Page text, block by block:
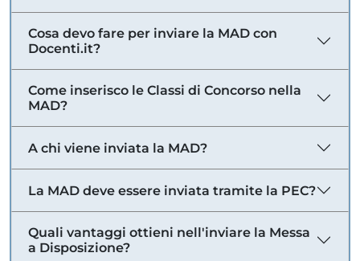
Cosa devo fare per inviare la MAD con
Docenti.it?
Come inserisco le Classi di Concorso nella
MAD?
A chi viene inviata la MAD?
La MAD deve essere inviata tramite la PEC?
Quali vantaggi ottieni nell'inviare la Messa
a Disposizione?